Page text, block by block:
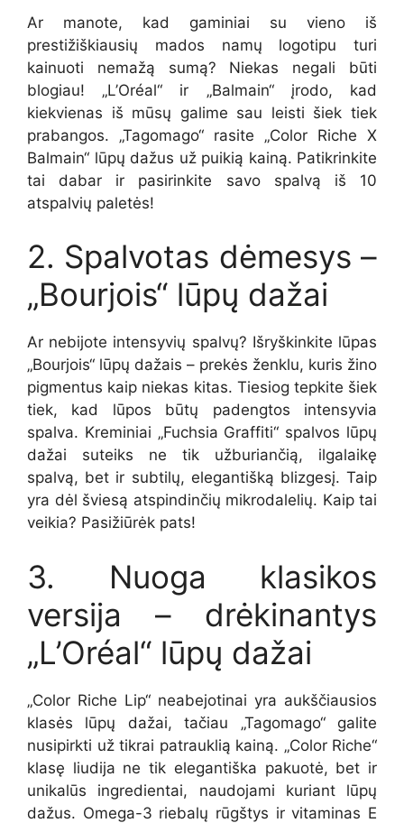
Ar manote, kad gaminiai su vieno iš
prestižiškiausių mados namų logotipu turi
kainuoti nemažą sumą? Niekas negali būti
blogiau! „L’Oréal“ ir „Balmain“ įrodo, kad
kiekvienas iš mūsų galime sau leisti šiek tiek
prabangos. „Tagomago“ rasite „Color Riche X
Balmain“ lūpų dažus už puikią kainą. Patikrinkite
tai dabar ir pasirinkite savo spalvą iš 10
atspalvių paletės!
2. Spalvotas dėmesys –
„Bourjois“ lūpų dažai
Ar nebijote intensyvių spalvų? Išryškinkite lūpas
„Bourjois“ lūpų dažais – prekės ženklu, kuris žino
pigmentus kaip niekas kitas. Tiesiog tepkite šiek
tiek, kad lūpos būtų padengtos intensyvia
spalva. Kreminiai „Fuchsia Graffiti“ spalvos lūpų
dažai suteiks ne tik užburiančią, ilgalaikę
spalvą, bet ir subtilų, elegantišką blizgesį. Taip
yra dėl šviesą atspindinčių mikrodalelių. Kaip tai
veikia? Pasižiūrėk pats!
3. Nuoga klasikos
versija – drėkinantys
„L’Oréal“ lūpų dažai
„Color Riche Lip“ neabejotinai yra aukščiausios
klasės lūpų dažai, tačiau „Tagomago“ galite
nusipirkti už tikrai patrauklią kainą. „Color Riche“
klasę liudija ne tik elegantiška pakuotė, bet ir
unikalūs ingredientai, naudojami kuriant lūpų
dažus. Omega-3 riebalų rūgštys ir vitaminas E